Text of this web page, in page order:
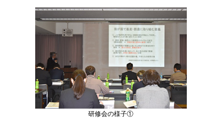
研修会の様子①